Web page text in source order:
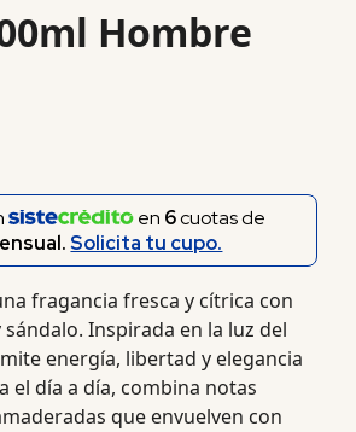
Hombre
en 6cuotas de
Solicita tu cupo.
fragancia fresca y cítrica con
Inspirada en la luz del
energía, libertad y elegancia
el día a día, combina notas
que envuelven con